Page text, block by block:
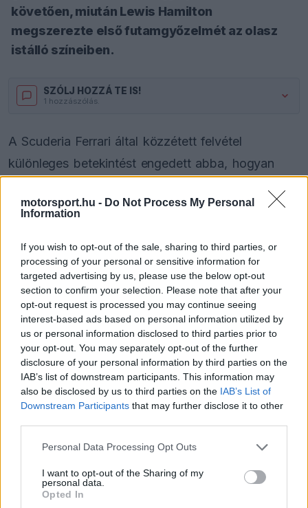
motorsport.hu - Do Not Process My Personal
Information
If you wish to opt-out of the sale, sharing to third parties, or
processing of your personal or sensitive information for
targeted advertising by us, please use the below opt-out
section to confirm your selection. Please note that after your
opt-out request is processed you may continue seeing
interest-based ads based on personal information utilized by
us or personal information disclosed to third parties prior to
your opt-out. You may separately opt-out of the further
disclosure of your personal information by third parties on the
IAB’s list of downstream participants. This information may
also be disclosed by us to third parties on the IAB’s List of
Downstream Participants that may further disclose it to other
Please note that this website/app uses one or more Google
not limited to your visit or usage behaviour. You may click to
grant or deny consent to Google and its third-party tags to
use your data for below specified purposes in below Google
Personal Data Processing Opt Outs
I want to opt-out of the Sharing of my
personal data.
Opted In
követően, miután Lewis Hamilton
megszerezte első futamgyőzelmét az olasz
istálló színeiben.
SZÓLJ HOZZÁ TE IS!
1 hozzászólás.
A Scuderia Ferrari által közzétett felvétel
különleges betekintést engedett abba, hogyan
közösségi médiában megosztott videón a Ferrari
amint a barcelonai bokszutcában pezsgővel
locsolják egymást.
A kissé remegő kamerával rögzített felvételek a
spontán ünneplés hangulatát adják vissza,
miközben a háttérben a lelátók is jól kivehetők. A
siker különösen nagy jelentőséggel bír a
maranellói alakulat számára, hiszen Hamilton első
ThisThe media could not be loaded, either because
the server or network failed or because the format